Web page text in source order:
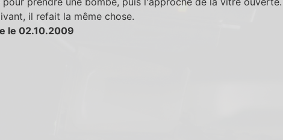
il refait la même chose.
le 02.10.2009